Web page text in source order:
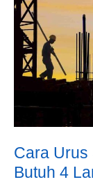
Cara Urus
Butuh 4
Tanpa
Ribet
Cuma
Butuh
Langkah!